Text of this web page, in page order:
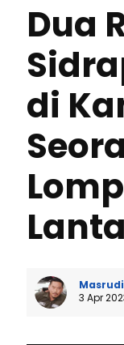
Dua
di
3 Apr